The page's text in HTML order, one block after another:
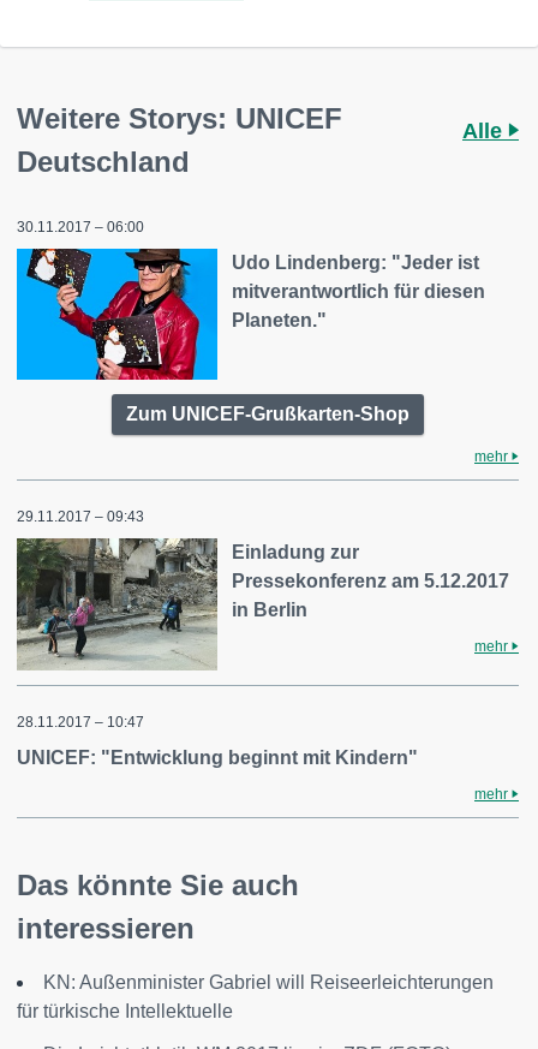
Weitere Storys: UNICEF
Deutschland
Alle
30.11.2017 – 06:00
Udo Lindenberg: "Jeder ist
mitverantwortlich für diesen
Planeten."
Zum UNICEF-Grußkarten-Shop
mehr
29.11.2017 – 09:43
Einladung zur
Pressekonferenz am 5.12.2017
in Berlin
mehr
28.11.2017 – 10:47
UNICEF: "Entwicklung beginnt mit Kindern"
mehr
Das könnte Sie auch
interessieren
KN: Außenminister Gabriel will Reiseerleichterungen
für türkische Intellektuelle